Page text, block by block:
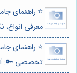
⭐️ راهنمای
معرفی انواع،
⭐️ راهنمای
تخصصی 🔑: